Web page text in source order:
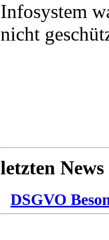
Infosystem
nicht
letzten News
DSGVO